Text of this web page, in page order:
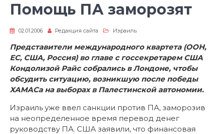
Помощь ПА заморозят
02.01.2006 Редакция сайта Израиль
Представители международного квартета (ООН,
ЕС, США, Россия) во главе с госсекретарем США
Кондолизой Райс собрались в Лондоне, чтобы
обсудить ситуацию, возникшую после победы
ХАМАСа на выборах в Палестинской автономии.
Израиль уже ввел санкции против ПА, заморозив
на неопределенное время перевод денег
руководству ПА. США заявили, что финансовая